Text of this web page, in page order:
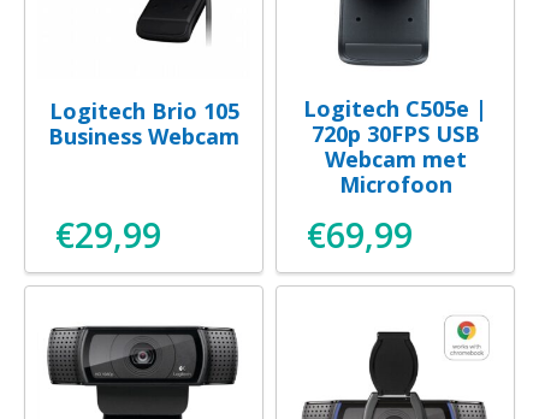
Logitech Brio 105
Business Webcam
€29,99
Logitech C505e |
720p 30FPS USB
Webcam met
Microfoon
€69,99